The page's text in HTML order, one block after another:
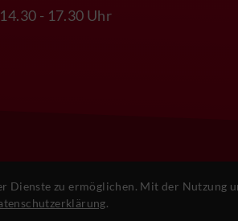
14.30 - 17.30 Uhr
zu ermöglichen. Mit der Nutzung
.